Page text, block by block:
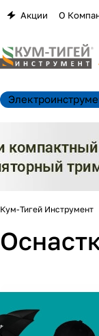
Акции О
Кум-Тигей Инструмент